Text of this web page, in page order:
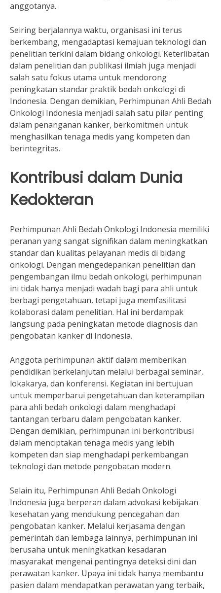
anggotanya.
Seiring berjalannya waktu, organisasi ini terus
berkembang, mengadaptasi kemajuan teknologi dan
penelitian terkini dalam bidang onkologi. Keterlibatan
dalam penelitian dan publikasi ilmiah juga menjadi
salah satu fokus utama untuk mendorong
peningkatan standar praktik bedah onkologi di
Indonesia. Dengan demikian, Perhimpunan Ahli Bedah
Onkologi Indonesia menjadi salah satu pilar penting
dalam penanganan kanker, berkomitmen untuk
menghasilkan tenaga medis yang kompeten dan
berintegritas.
Kontribusi dalam Dunia
Kedokteran
Perhimpunan Ahli Bedah Onkologi Indonesia memiliki
peranan yang sangat signifikan dalam meningkatkan
standar dan kualitas pelayanan medis di bidang
onkologi. Dengan mengedepankan penelitian dan
pengembangan ilmu bedah onkologi, perhimpunan
ini tidak hanya menjadi wadah bagi para ahli untuk
berbagi pengetahuan, tetapi juga memfasilitasi
kolaborasi dalam penelitian. Hal ini berdampak
langsung pada peningkatan metode diagnosis dan
pengobatan kanker di Indonesia.
Anggota perhimpunan aktif dalam memberikan
pendidikan berkelanjutan melalui berbagai seminar,
lokakarya, dan konferensi. Kegiatan ini bertujuan
untuk memperbarui pengetahuan dan keterampilan
para ahli bedah onkologi dalam menghadapi
tantangan terbaru dalam pengobatan kanker.
Dengan demikian, perhimpunan ini berkontribusi
dalam menciptakan tenaga medis yang lebih
kompeten dan siap menghadapi perkembangan
teknologi dan metode pengobatan modern.
Selain itu, Perhimpunan Ahli Bedah Onkologi
Indonesia juga berperan dalam advokasi kebijakan
kesehatan yang mendukung pencegahan dan
pengobatan kanker. Melalui kerjasama dengan
pemerintah dan lembaga lainnya, perhimpunan ini
berusaha untuk meningkatkan kesadaran
masyarakat mengenai pentingnya deteksi dini dan
perawatan kanker. Upaya ini tidak hanya membantu
pasien dalam mendapatkan perawatan yang terbaik,